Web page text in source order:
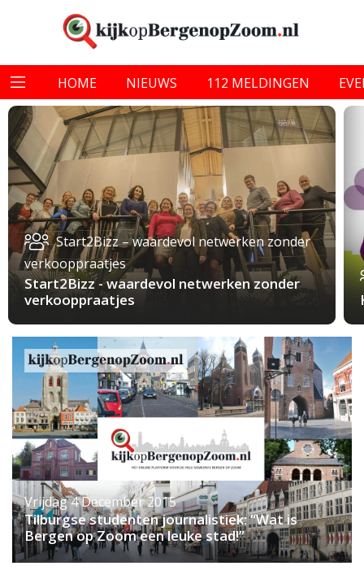
HOME NIEUWS 112 MELDINGEN
Start2Bizz – waardevol netwerken zonder
verkooppraatjes
Start2Bizz - waardevol netwerken zonder
verkooppraatjes
Vrijdag 4 December 2015
Tilburgse studenten journalistiek: “Wat is
Bergen op Zoom een leuke stad!”